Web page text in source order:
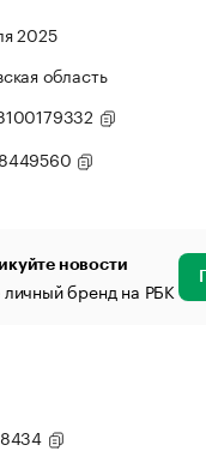
2025
область
новости
личный бренд на РБК